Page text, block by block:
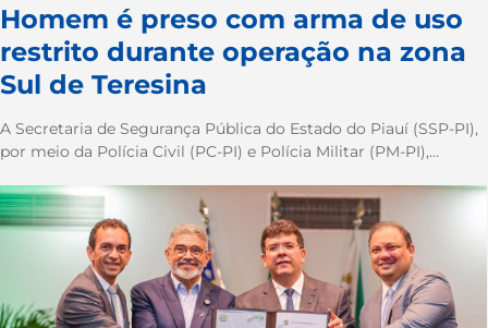
Homem é preso com arma de uso
restrito durante operação na zona
Sul de Teresina
A Secretaria de Segurança Pública do Estado do Piauí (SSP-PI),
por meio da Polícia Civil (PC-PI) e Polícia Militar (PM-PI),...